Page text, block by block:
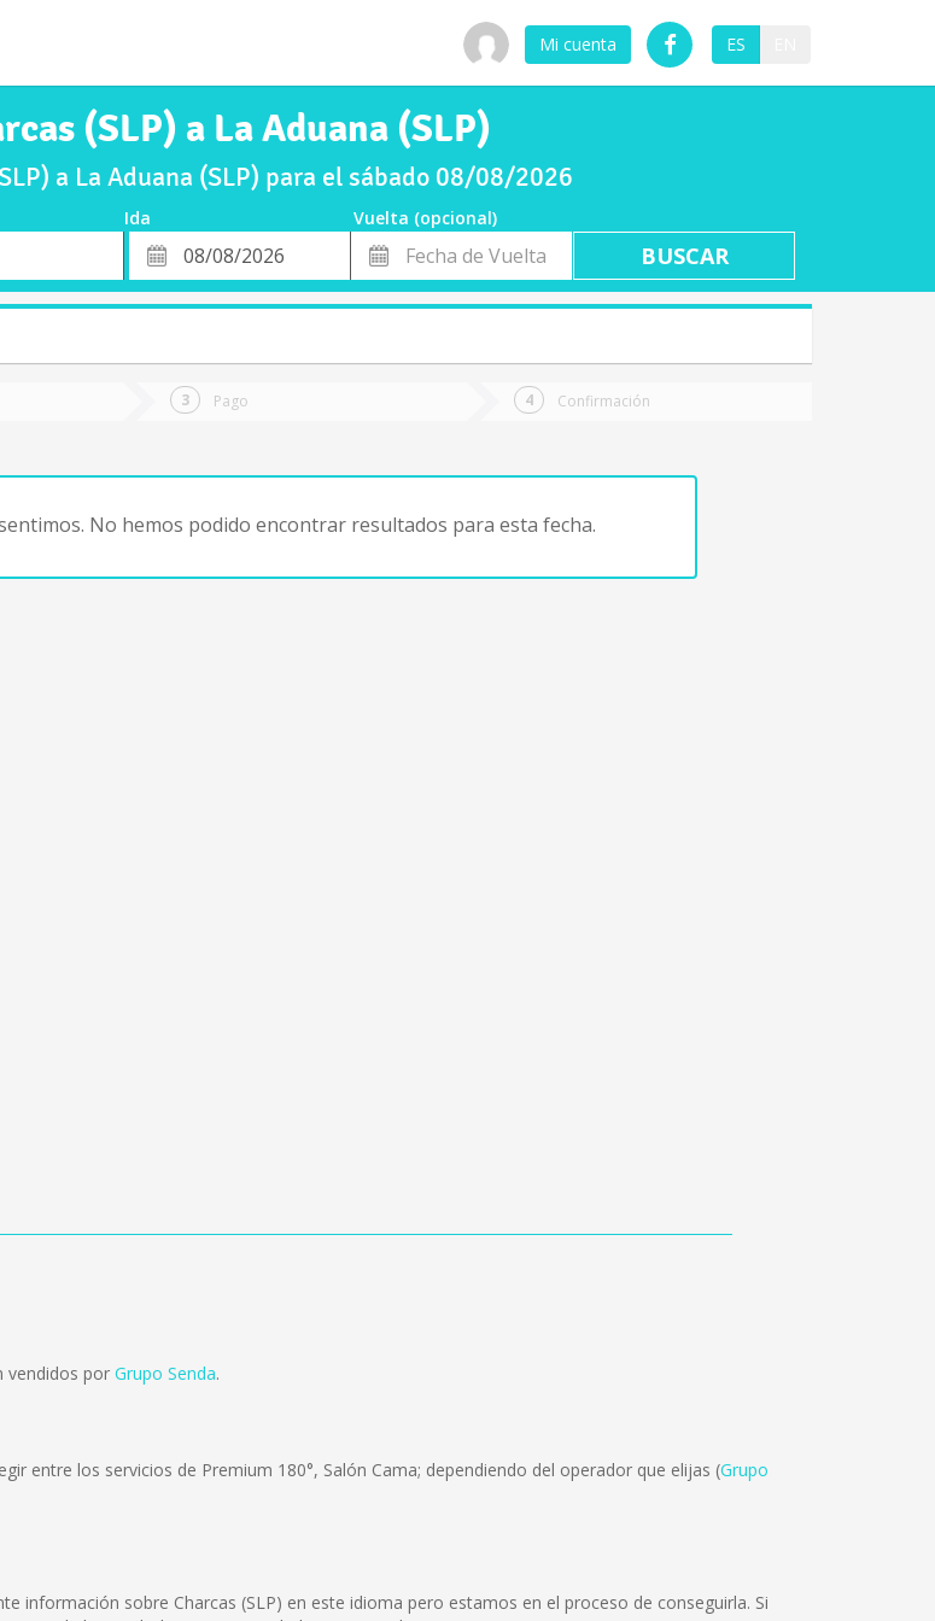
Mi cuenta ES
(SLP) a La Aduana (SLP)
a La Aduana (SLP) para el sábado 08/08/2026
Ida
Vuelta (opcional)
Fecha
de
Fecha
de
Vuelta
Pago Confirmación
No hemos podido encontrar resultados para esta fecha.
vendidos por Grupo Senda.
entre los servicios de Premium 180°, Salón Cama; dependiendo del operador que elijas (Grupo
información sobre Charcas (SLP) en este idioma pero estamos en el proceso de conseguirla. Si